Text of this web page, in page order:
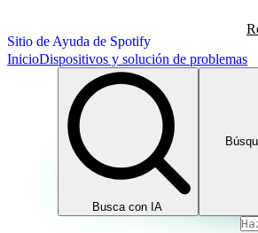
Sitio de Ayuda de Spotify
InicioDispositivos y solución de problemas
Busca con IA